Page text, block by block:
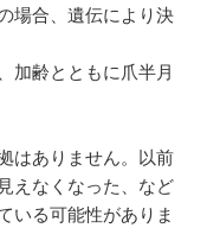
場合、遺伝により決
加齢とともに爪半月
はありません。以前
えなくなった、など
いる可能性がありま